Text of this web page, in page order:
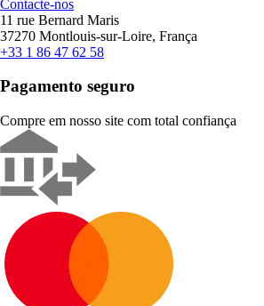
Contacte-nos
11 rue Bernard Maris
37270 Montlouis-sur-Loire, França
+33 1 86 47 62 58
Pagamento seguro
Compre em nosso site com total confiança